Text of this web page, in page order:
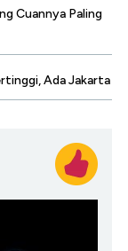
Cuannya Paling
Ada Jakarta